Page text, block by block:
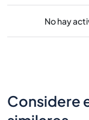
No hay
Considere